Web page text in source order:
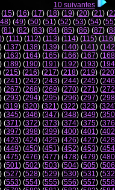
10 suivantes
15) (16) (17) (18) (19) (20) (21) (
48) (49) (50) (51) (52) (53) (54) (55
81) (82) (83) (84) (85) (86) (87) (
) (111) (112) (113) (114) (115) (116
) (137) (138) (139) (140) (141) (142
) (163) (164) (165) (166) (167) (168
(189) (190) (191) (192) (193) (194
(215) (216) (217) (218) (219) (220
(241) (242) (243) (244) (245) (246
) (267) (268) (269) (270) (271) (272
) (293) (294) (295) (296) (297) (298
(319) (320) (321) (322) (323) (324
(345) (346) (347) (348) (349) (350
(371) (372) (373) (374) (375) (376
) (397) (398) (399) (400) (401) (402
) (423) (424) (425) (426) (427) (428
(449) (450) (451) (452) (453) (454
(475) (476) (477) (478) (479) (480
) (501) (502) (503) (504) (505) (506
) (527) (528) (529) (530) (531) (532
) (553) (554) (555) (556) (557) (558